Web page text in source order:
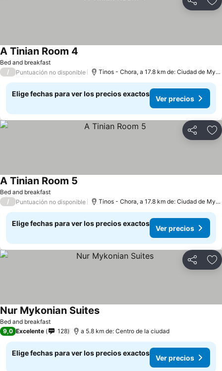
Compartir
Bed and breakfast
A Tinian Room 4
/ Puntuación no disponible Tinos - Chora, a 17.8 km de: Ciudad de Mykonos
Elige fechas para ver los precios exactos
Ver precios
Compartir
Bed and breakfast
A Tinian Room 5
/ Puntuación no disponible Tinos - Chora, a 17.8 km de: Ciudad de Mykonos
Elige fechas para ver los precios exactos
Ver precios
Compartir
Bed and breakfast
Nur Mykonian Suites
9,0 Excelente 128 a 5.8 km de: Centro de la ciudad
Elige fechas para ver los precios exactos
Ver precios